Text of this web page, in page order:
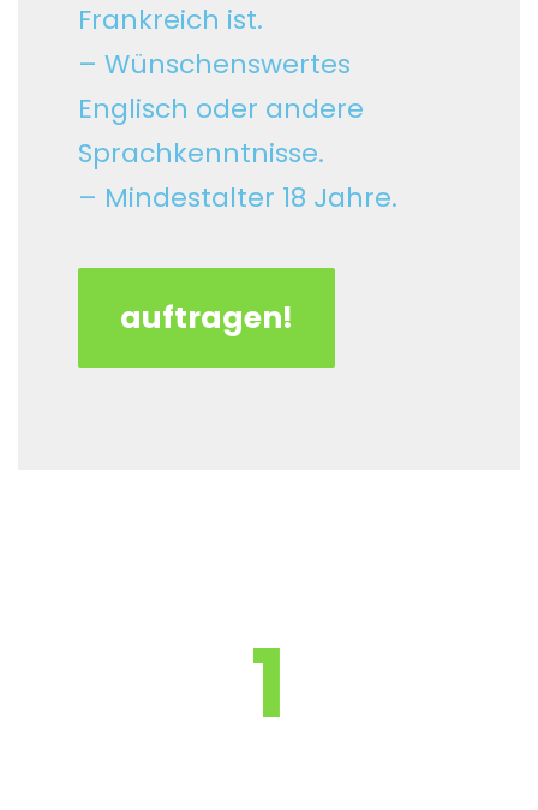
Frankreich ist.
– Wünschenswertes
Englisch oder andere
Sprachkenntnisse.
– Mindestalter 18 Jahre.
auftragen!
1